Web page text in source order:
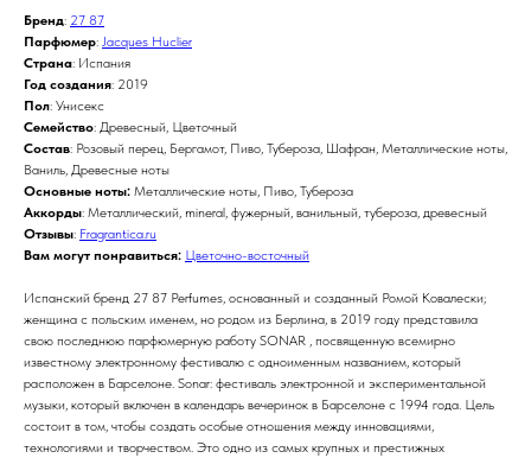
Бренд: 27 87
Парфюмер: Jacques Huclier
Страна: Испания
Год создания: 2019
Пол: Унисекс
Семейство: Древесный, Цветочный
Состав: Розовый перец, Бергамот, Пиво, Тубероза, Шафран, Металлические ноты,
Ваниль, Древесные ноты
Основные ноты: Металлические ноты, Пиво, Тубероза
Аккорды: Металлический, mineral, фужерный, ванильный, тубероза, древесный
Отзывы: Fragrantica.ru
Вам могут понравиться: Цветочно-восточный
Испанский бренд 27 87 Perfumes, основанный и созданный Ромой Ковалески;
женщина с польским именем, но родом из Берлина, в 2019 году представила
свою последнюю парфюмерную работу SONAR , посвященную всемирно
известному электронному фестивалю с одноименным названием, который
расположен в Барселоне. Sonar: фестиваль электронной и экспериментальной
музыки, который включен в календарь вечеринок в Барселоне с 1994 года. Цель
состоит в том, чтобы создать особые отношения между инновациями,
технологиями и творчеством. Это одно из самых крупных и престижных